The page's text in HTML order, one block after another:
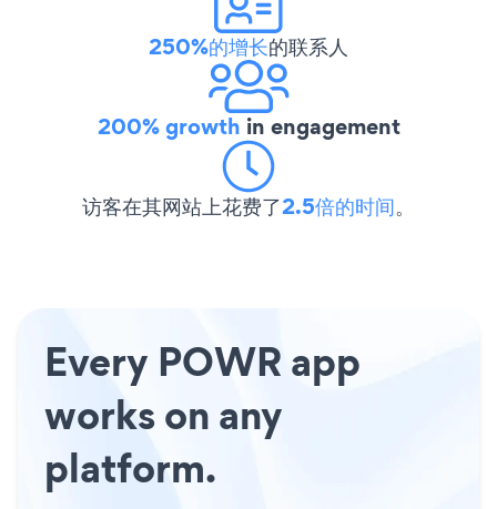
250%的增长的联系人
200% growth in engagement
访客在其网站上花费了2.5倍的时间。
Every POWR app
works on any
platform.